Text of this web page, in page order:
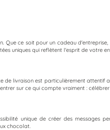
ce soit pour un cadeau
uniques qui reflètent l'esprit de votre
livraison est particulièrement attentif
sur ce qui compte vraiment :
unique de créer des messages
chocolat.